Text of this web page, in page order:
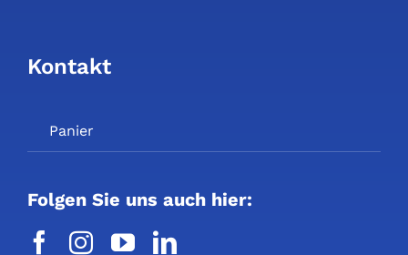
Kontakt
Panier
Folgen Sie uns auch hier: